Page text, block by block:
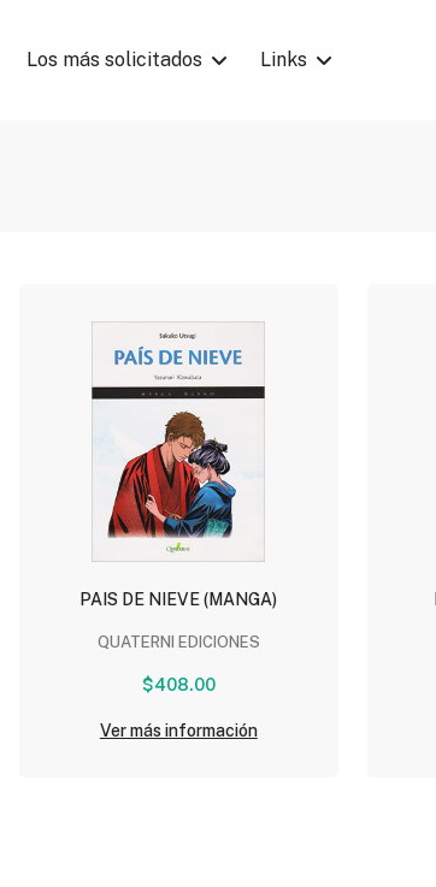
Los más solicitados Links
PAIS DE NIEVE (MANGA)
QUATERNI EDICIONES
$408.00
Ver más información